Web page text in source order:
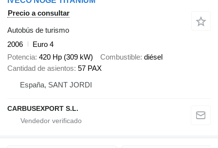
Precio a consultar
Autobús de turismo
2006
Euro 4
Potencia 420 Hp (309 kW) Combustible diésel
Cantidad de asientos 57 PAX
España, SANT JORDI
CARBUSEXPORT S.L.